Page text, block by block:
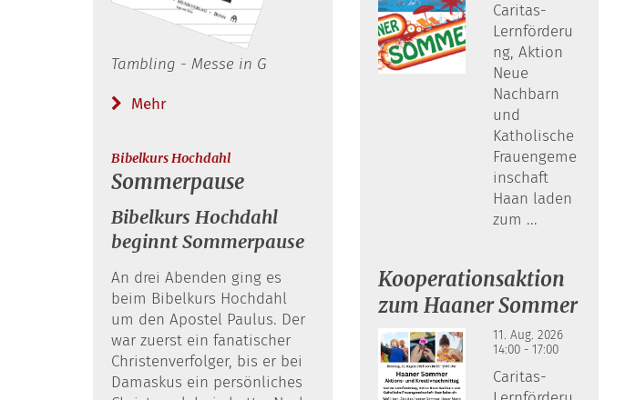
Tambling - Messe in G
Mehr
Bibelkurs Hochdahl:
Sommerpause
Bibelkurs Hochdahl
beginnt Sommerpause
An drei Abenden ging es
beim Bibelkurs Hochdahl
um den Apostel Paulus. Der
war zuerst ein fanatischer
Christenverfolger, bis er bei
Damaskus ein persönliches
Caritas-
Lernförderu
ng, Aktion
Neue
Nachbarn
und
Katholische
Frauengeme
inschaft
Haan laden
zum ...
Kooperationsaktion
zum Haaner Sommer
11. Aug. 2026
14:00 - 17:00
Caritas-